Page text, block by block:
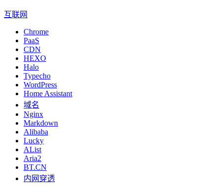
互联网
Chrome
PaaS
CDN
HEXO
Halo
Typecho
WordPress
Home Assistant
域名
Nginx
Markdown
Alibaba
Lucky
AList
Aria2
BT.CN
内网穿透